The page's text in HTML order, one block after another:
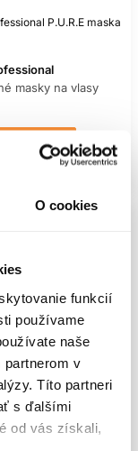
O cookies
funkcií
používame
naše
partnerom v
Títo partneri
s ďalšími
od vás získali,
P.U.R.E maska
masky na vlasy
záujem
nedostupné